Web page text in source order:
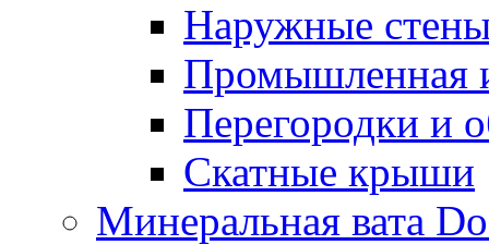
Наружные
Промышленная
Перегородки и
Скатные крыши
Минеральная вата